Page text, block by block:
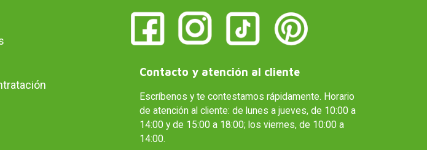
Contacto y atención al cliente
Escríbenos y te contestamos rápidamente. Horario
de atención al cliente: de lunes a jueves, de 10:00 a
14:00 y de 15:00 a 18:00; los viernes, de 10:00 a
14:00.